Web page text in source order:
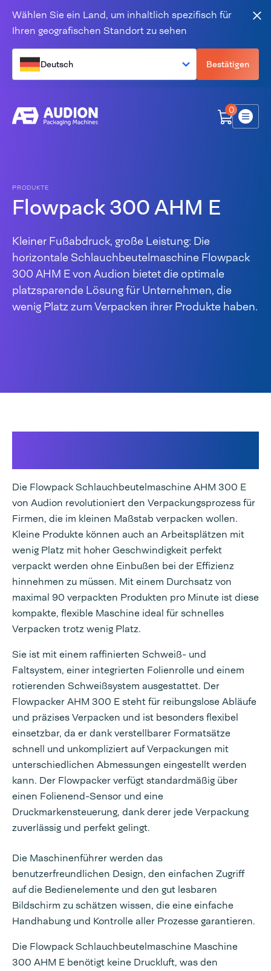
Wählen Sie ein Land, um inhaltlich spezifisch für
Ihren geografischen Standort zu sehen
Deutsch Bestätigen
0
Menü
PRODUKTE
Flowpack 300 AHM E
Kleiner Fußabdruck, große Leistung: Die
horizontale Schlauchbeutelmaschine Flowpack
300 AHM E von Audion bietet die optimale
platzsparende Lösung für Unternehmen, die
wenig Platz zum Verpacken ihrer Produkte haben.
Die Flowpack Schlauchbeutelmaschine AHM 300 E
von Audion revolutioniert den Verpackungsprozess für
Firmen, die im kleinen Maßstab verpacken wollen.
Kleine Produkte können auch an Arbeitsplätzen mit
wenig Platz mit hoher Geschwindigkeit perfekt
verpackt werden ohne Einbußen bei der Effizienz
hinnehmen zu müssen. Mit einem Durchsatz von
maximal 90 verpackten Produkten pro Minute ist diese
kompakte, flexible Maschine ideal für schnelles
Verpacken trotz wenig Platz.
Sie ist mit einem raffinierten Schweiß- und
Faltsystem, einer integrierten Folienrolle und einem
rotierenden Schweißsystem ausgestattet. Der
Flowpacker AHM 300 E steht für reibungslose Abläufe
und präzises Verpacken und ist besonders flexibel
einsetzbar, da er dank verstellbarer Formatsätze
schnell und unkompliziert auf Verpackungen mit
unterschiedlichen Abmessungen eingestellt werden
kann. Der Flowpacker verfügt standardmäßig über
einen Folienend-Sensor und eine
Druckmarkensteuerung, dank derer jede Verpackung
zuverlässig und perfekt gelingt.
Die Maschinenführer werden das
benutzerfreundlichen Design, den einfachen Zugriff
auf die Bedienelemente und den gut lesbaren
Bildschirm zu schätzen wissen, die eine einfache
Handhabung und Kontrolle aller Prozesse garantieren.
Die Flowpack Schlauchbeutelmaschine Maschine
300 AHM E benötigt keine Druckluft, was den